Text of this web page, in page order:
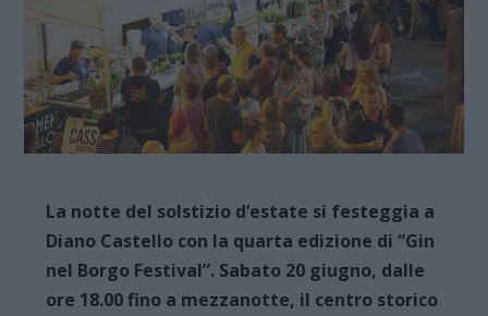
La notte del solstizio d’estate si festeggia a
Diano Castello con la quarta edizione di “Gin
nel Borgo Festival”. Sabato 20 giugno, dalle
ore 18.00 fino a mezzanotte, il centro storico